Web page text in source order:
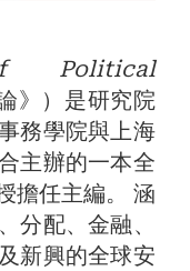
Political
》）是研究院
務學院與上海
主辦的一本全
擔任主編。 涵
分配、金融、
新興的全球安